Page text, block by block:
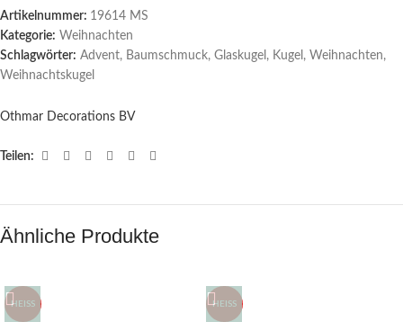
Artikelnummer: 19614 MS
Kategorie: Weihnachten
Schlagwörter: Advent, Baumschmuck, Glaskugel , Kugel , Weihnachten,
Weihnachtskugel
Othmar Decorations BV
Teilen:
Ähnliche Produkte
HEISS HEISS